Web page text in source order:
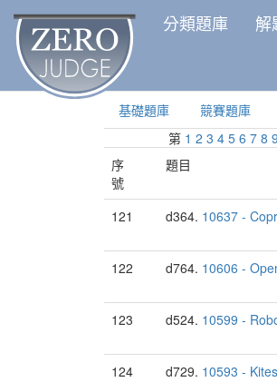
分類題庫 解
基礎題庫 競賽題庫
第 1 2 3 4 5 6 7 8 9
序
號
題目
121 d364. 10637 -
122 d764. 10606 -
123 d524. 10599 -
124 d729. 10593 - Kites